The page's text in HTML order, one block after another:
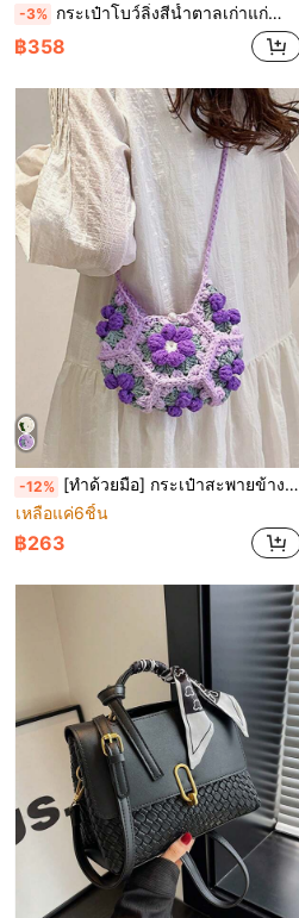
-3% กระเป๋าโบว์ลิ่งสีน้ำตาลเก่าแก่สำหรับผู้หญิง กระเป๋าแฟชั่นใหม่พร้อมสายสะพาย กระเป๋าสะพายข้างขนาดเล็กแบบสบายๆ ตกแต่งโบว์ เหมาะสำหรับโทรศัพท์ กระเป๋าสตางค์ ของขวัญวันวาเลนไทน์
฿358
-12% [ทำด้วยมือ] กระเป๋าสะพายข้างขนาดเล็ก ดอกไม้ปักสองด้าน, ถุงสานโครเชต์ถักหวาน สำหรับใส่โทรศัพท์และกุญแจ
เหลือแค่6ชิ้น
฿263